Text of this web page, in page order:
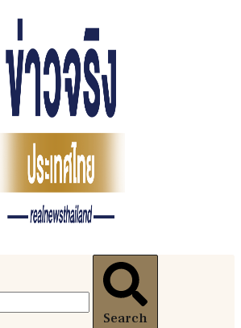
Search